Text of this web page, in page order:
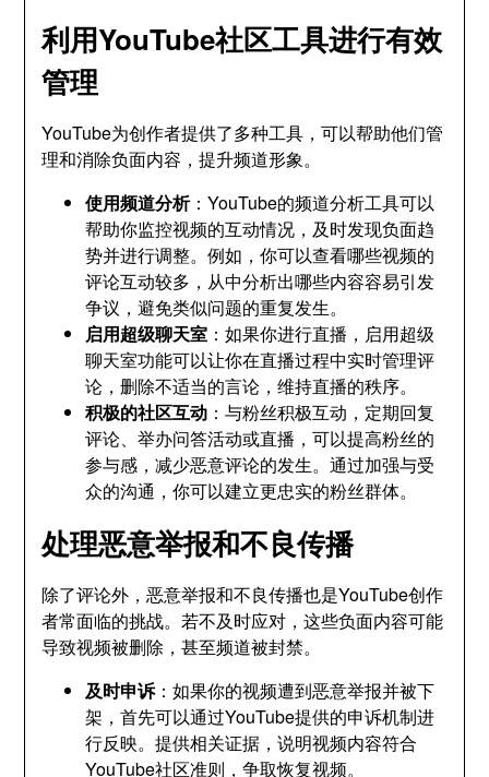
利用YouTube社区工具进行有效
管理
YouTube为创作者提供了多种工具，可以帮助他们管
理和消除负面内容，提升频道形象。
使用频道分析：YouTube的频道分析工具可以
帮助你监控视频的互动情况，及时发现负面趋
势并进行调整。例如，你可以查看哪些视频的
评论互动较多，从中分析出哪些内容容易引发
争议，避免类似问题的重复发生。
启用超级聊天室 ：如果你进行直播，启用超级
聊天室功能可以让你在直播过程中实时管理评
论，删除不适当的言论，维持直播的秩序。
积极的社区互动 ：与粉丝积极互动，定期回复
评论、举办问答活动或直播，可以提高粉丝的
参与感，减少恶意评论的发生。通过加强与受
众的沟通，你可以建立更忠实的粉丝群体。
处理恶意举报和不良传播
除了评论外，恶意举报和不良传播也是YouTube创作
者常面临的挑战。若不及时应对，这些负面内容可能
导致视频被删除，甚至频道被封禁。
及时申诉：如果你的视频遭到恶意举报并被下
架，首先可以通过YouTube提供的申诉机制进
行反映。提供相关证据，说明视频内容符合
YouTube社区准则，争取恢复视频。